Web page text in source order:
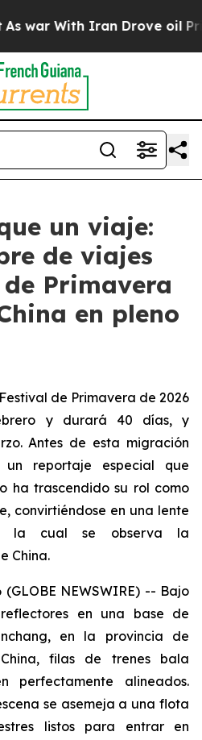
With Iran Drove oil Prices
un viaje:
de viajes
Primavera
en pleno
de Primavera de 2026
y durará 40 días, y
Antes de esta migración
un reportaje especial que
ha trascendido su rol como
convirtiéndose en una lente
la cual se observa la
China.
(GLOBE NEWSWIRE) -- Bajo
en una base de
en la provincia de
filas de trenes bala
perfectamente alineados.
se asemeja a una flota
listos para entrar en